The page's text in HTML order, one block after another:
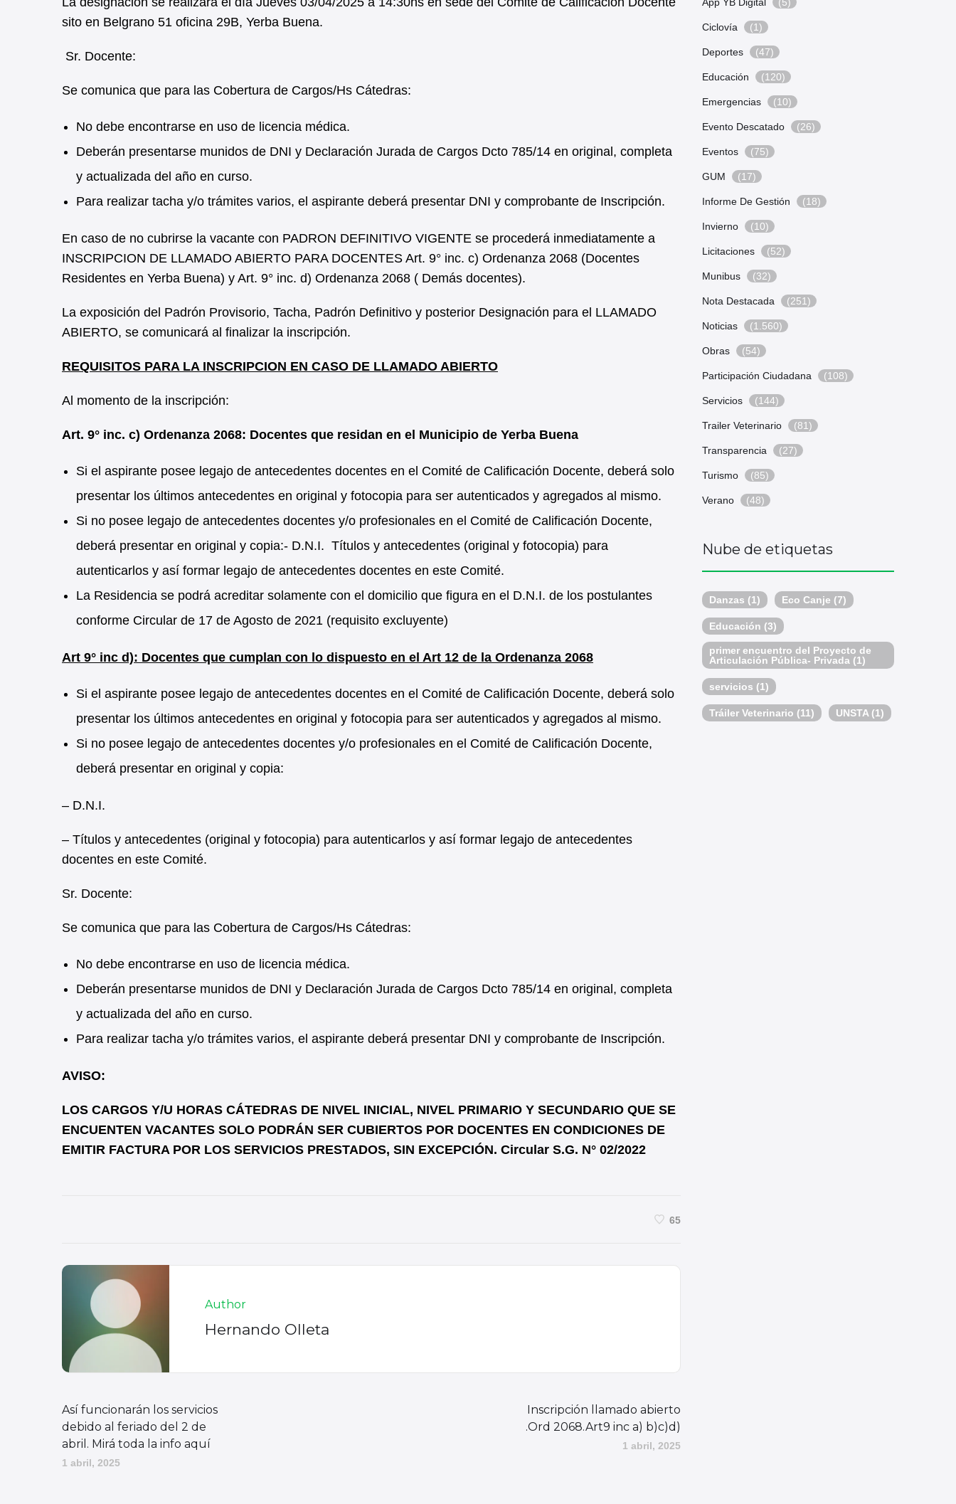
sito en Belgrano 51 oficina 29B, Yerba Buena.
Sr. Docente:
Se comunica que para las Cobertura de Cargos/Hs Cátedras:
No debe encontrarse en uso de licencia médica.
Deberán presentarse munidos de DNI y Declaración Jurada de Cargos Dcto 785/14 en original, completa
y actualizada del año en curso.
Para realizar tacha y/o trámites varios, el aspirante deberá presentar DNI y comprobante de Inscripción.
En caso de no cubrirse la vacante con PADRON DEFINITIVO VIGENTE se procederá inmediatamente a
INSCRIPCION DE LLAMADO ABIERTO PARA DOCENTES Art. 9° inc. c) Ordenanza 2068 (Docentes
Residentes en Yerba Buena) y Art. 9° inc. d) Ordenanza 2068 ( Demás docentes).
La exposición del Padrón Provisorio, Tacha, Padrón Definitivo y posterior Designación para el LLAMADO
ABIERTO, se comunicará al finalizar la inscripción.
REQUISITOS PARA LA INSCRIPCION EN CASO DE LLAMADO ABIERTO
Al momento de la inscripción:
Art. 9° inc. c) Ordenanza 2068: Docentes que residan en el Municipio de Yerba Buena
Si el aspirante posee legajo de antecedentes docentes en el Comité de Calificación Docente, deberá solo
presentar los últimos antecedentes en original y fotocopia para ser autenticados y agregados al mismo.
Si no posee legajo de antecedentes docentes y/o profesionales en el Comité de Calificación Docente,
deberá presentar en original y copia:- D.N.I. Títulos y antecedentes (original y fotocopia) para
autenticarlos y así formar legajo de antecedentes docentes en este Comité.
La Residencia se podrá acreditar solamente con el domicilio que figura en el D.N.I. de los postulantes
conforme Circular de 17 de Agosto de 2021 (requisito excluyente)
Art 9° inc d): Docentes que cumplan con lo dispuesto en el Art 12 de la Ordenanza 2068
Si el aspirante posee legajo de antecedentes docentes en el Comité de Calificación Docente, deberá solo
presentar los últimos antecedentes en original y fotocopia para ser autenticados y agregados al mismo.
Si no posee legajo de antecedentes docentes y/o profesionales en el Comité de Calificación Docente,
deberá presentar en original y copia:
– D.N.I.
– Títulos y antecedentes (original y fotocopia) para autenticarlos y así formar legajo de antecedentes
docentes en este Comité.
Sr. Docente:
Se comunica que para las Cobertura de Cargos/Hs Cátedras:
No debe encontrarse en uso de licencia médica.
Deberán presentarse munidos de DNI y Declaración Jurada de Cargos Dcto 785/14 en original, completa
y actualizada del año en curso.
Para realizar tacha y/o trámites varios, el aspirante deberá presentar DNI y comprobante de Inscripción.
AVISO:
LOS CARGOS Y/U HORAS CÁTEDRAS DE NIVEL INICIAL, NIVEL PRIMARIO Y SECUNDARIO QUE SE
ENCUENTEN VACANTES SOLO PODRÁN SER CUBIERTOS POR DOCENTES EN CONDICIONES DE
EMITIR FACTURA POR LOS SERVICIOS PRESTADOS, SIN EXCEPCIÓN. Circular S.G. N° 02/2022
65
Author
Hernando Olleta
Así funcionarán los servicios
debido al feriado del 2 de
abril. Mirá toda la info aquí
1 abril, 2025
Inscripción llamado abierto
.Ord 2068.Art9 inc a) b)c)d)
1 abril, 2025
Ciclovía (1)
Deportes (47)
Educación (120)
Emergencias (10)
Evento Descatado (26)
Eventos (75)
GUM (17)
Informe De Gestión (18)
Invierno (10)
Licitaciones (52)
Munibus (32)
Nota Destacada (251)
Noticias (1.560)
Obras (54)
Participación Ciudadana (108)
Servicios (144)
Trailer Veterinario (81)
Transparencia (27)
Turismo (85)
Verano (48)
Nube de etiquetas
Danzas (1) Eco Canje (7)
Educación (3)
primer encuentro del Proyecto de
Articulación Pública- Privada (1)
servicios (1)
Tráiler Veterinario (11) UNSTA (1)